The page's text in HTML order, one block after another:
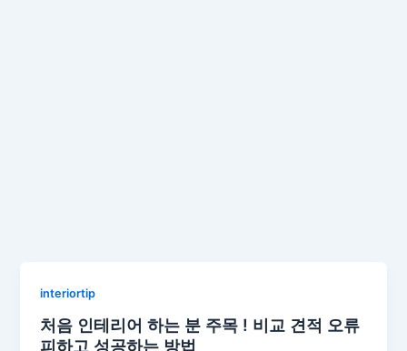
interiortip
처음 인테리어 하는 분 주목 ! 비교 견적 오류
피하고 성공하는 방법